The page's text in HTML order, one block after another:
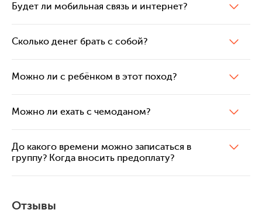
Будет ли мобильная связь и интернет?
Сколько денег брать с собой?
Можно ли с ребёнком в этот поход?
Можно ли ехать с чемоданом?
До какого времени можно записаться в
группу? Когда вносить предоплату?
Отзывы